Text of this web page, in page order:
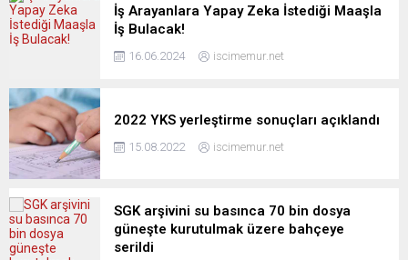
İş Arayanlara Yapay Zeka İstediği Maaşla
İş Bulacak!
16.06.2024 iscimemur.net
2022 YKS yerleştirme sonuçları açıklandı
15.08.2022 iscimemur.net
SGK arşivini su basınca 70 bin dosya
güneşte kurutulmak üzere bahçeye
serildi